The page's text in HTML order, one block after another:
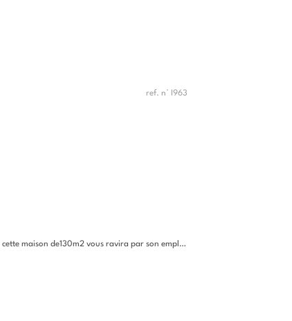
ref. n° I963
vous ravira par son emplacement exceptionnel au calme....